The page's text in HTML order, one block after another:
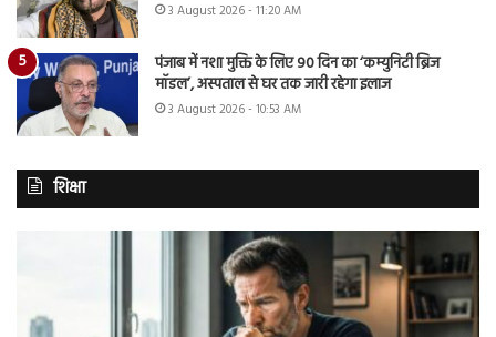
3 August 2026 - 11:20 AM
पंजाब में नशा मुक्ति के लिए 90 दिन का ‘कम्युनिटी ब्रिज
मॉडल’, अस्पताल से घर तक जारी रहेगा इलाज
3 August 2026 - 10:53 AM
शिक्षा